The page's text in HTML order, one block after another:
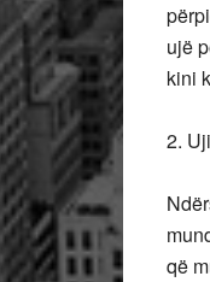
ujë
kini
2.
që